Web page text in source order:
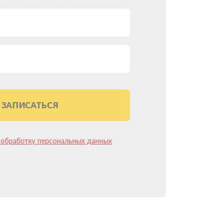
ЗАПИСАТЬСЯ
обработку персональных данных